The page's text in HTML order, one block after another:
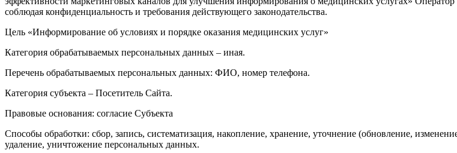
соблюдая конфиденциальность и требования действующего законодательства.
Цель «Информирование об условиях и порядке оказания медицинских услуг»
Категория обрабатываемых персональных данных – иная.
Перечень обрабатываемых персональных данных: ФИО, номер телефона.
Категория субъекта – Посетитель Сайта.
Правовые основания: согласие Субъекта
Способы обработки: сбор, запись, систематизация, накопление, хранение, уточнение (обновление,
удаление, уничтожение персональных данных.